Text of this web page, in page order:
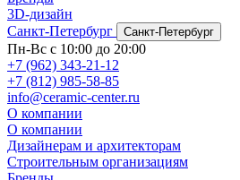
3D-дизайн
Санкт-Петербург
Санкт-Петербург
Пн-Вс с 10:00 до 20:00
+7 (962) 343-21-12
+7 (812) 985-58-85
info@ceramic-center.ru
О компании
О компании
Дизайнерам и архитекторам
Строительным организациям